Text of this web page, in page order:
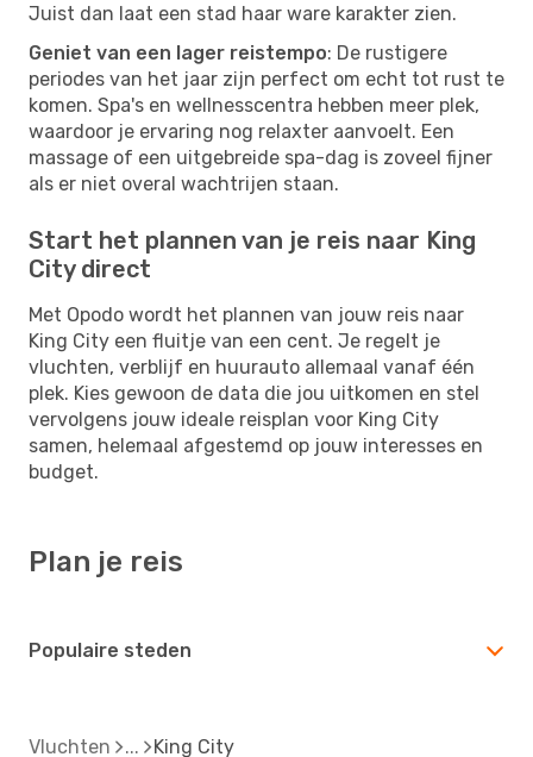
Juist dan laat een stad haar ware karakter zien.
Geniet van een lager reistempo: De rustigere
periodes van het jaar zijn perfect om echt tot rust te
komen. Spa's en wellnesscentra hebben meer plek,
waardoor je ervaring nog relaxter aanvoelt. Een
massage of een uitgebreide spa-dag is zoveel fijner
als er niet overal wachtrijen staan.
Start het plannen van je reis naar King
City direct
Met Opodo wordt het plannen van jouw reis naar
King City een fluitje van een cent. Je regelt je
vluchten, verblijf en huurauto allemaal vanaf één
plek. Kies gewoon de data die jou uitkomen en stel
vervolgens jouw ideale reisplan voor King City
samen, helemaal afgestemd op jouw interesses en
budget.
Plan je reis
Populaire steden
Vluchten King City